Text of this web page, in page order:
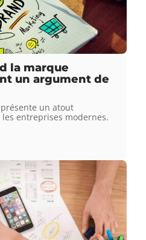
la marque
un argument de
un atout
entreprises modernes.